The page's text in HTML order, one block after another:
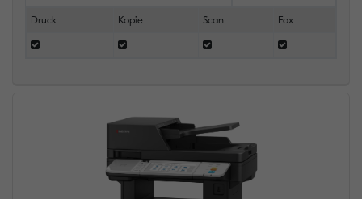
Druck Kopie Scan Fax